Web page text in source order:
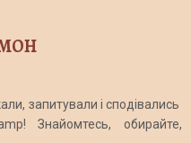
МОН
запитували і сподівались
Знайомтесь, обирайте,